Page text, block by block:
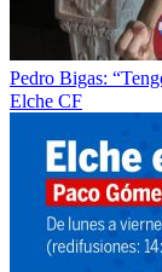
Pedro Bigas:
Elche CF